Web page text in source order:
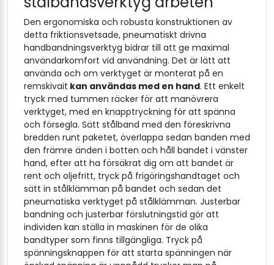
Den ergonomiska och robusta konstruktionen av
detta friktionsvetsade, pneumatiskt drivna
handbandningsverktyg bidrar till att ge maximal
användarkomfort vid användning. Det är lätt att
använda och om verktyget är monterat på en
remskivait kan användas med en hand. Ett enkelt
tryck med tummen räcker för att manövrera
verktyget, med en knapptryckning för att spänna
och försegla. Sätt stålband med den föreskrivna
bredden runt paketet, överlappa sedan banden med
den främre änden i botten och håll bandet i vänster
hand, efter att ha försäkrat dig om att bandet är
rent och oljefritt, tryck på frigöringshandtaget och
sätt in stålklämman på bandet och sedan det
pneumatiska verktyget på stålklämman. Justerbar
bandning och justerbar förslutningstid gör att
individen kan ställa in maskinen för de olika
bandtyper som finns tillgängliga. Tryck på
spänningsknappen för att starta spänningen när